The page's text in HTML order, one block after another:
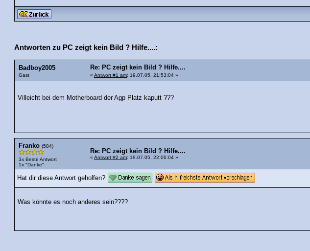
Antworten zu PC zeigt kein Bild ? Hilfe....:
Badboy2005
Gast
Re: PC zeigt kein Bild ? Hilfe....
« Antwort #1 am: 19.07.05, 21:53:04 »
Villeicht bei dem Motherboard der Agp Platz kaputt ???
Franko (584)
3x Beste Antwort
1x "Danke"
Re: PC zeigt kein Bild ? Hilfe....
« Antwort #2 am: 19.07.05, 22:06:04 »
Hat dir diese Antwort geholfen?
Was könnte es noch anderes sein????